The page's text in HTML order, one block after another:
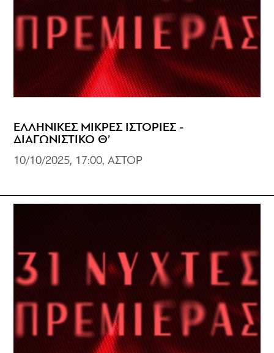
ΕΛΛΗΝΙΚΕΣ ΜΙΚΡΕΣ ΙΣΤΟΡΙΕΣ -
ΔΙΑΓΩΝΙΣΤΙΚΟ Θ’
10/10/2025, 17:00, ΑΣΤΟΡ